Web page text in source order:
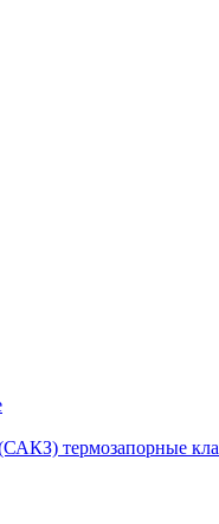
(САКЗ) термозапорные